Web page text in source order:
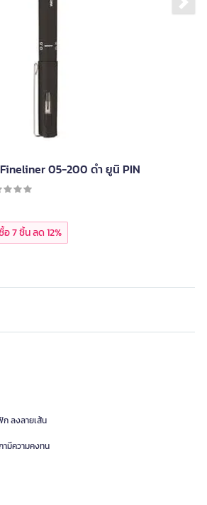
05-200 ดำ ยูนิ PIN
อ 7 ชิ้น ลด 12%
ก ลงลายเส้น
มีความคงทน